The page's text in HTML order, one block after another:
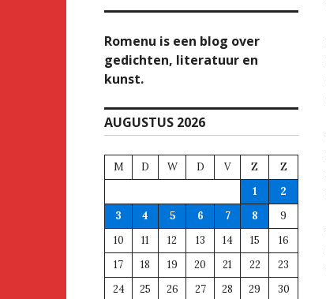
Romenu is een blog over
gedichten, literatuur en
kunst.
AUGUSTUS 2026
M D W D V Z
Z
1
2
3
4 5 6 7 8
9
10
11 12 13 14 15
16
17
18 19 20 21 22
23
24
25 26 27 28 29
30